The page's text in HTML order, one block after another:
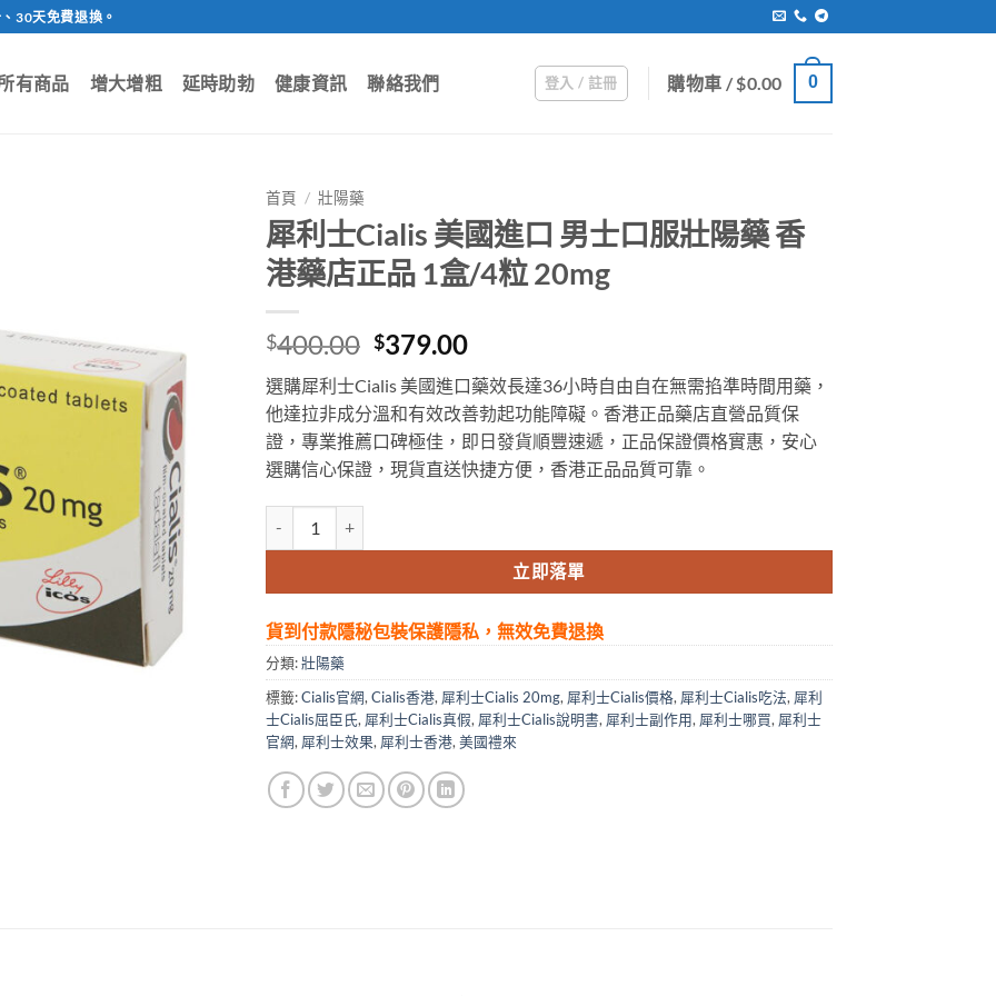
30天免費退換。
有商品 增大增粗 延時助勃 健康資訊 聯絡我們 登入 / 註冊 購物車 /$0.00 0
首頁 / 壯陽藥
犀利士Cialis 美國進口 男士口服壯陽藥 香
港藥店正品 1盒/4粒 20mg
$400.00 Original
price
was:
$400.00.
$379.00Current
price
is:
$379.00.
選購犀利士Cialis 美國進口藥效長達36小時自由自在無需掐準時間用藥，
他達拉非成分溫和有效改善勃起功能障礙。香港正品藥店直營品質保
證，專業推薦口碑極佳，即日發貨順豐速遞，正品保證價格實惠，安心
選購信心保證，現貨直送快捷方便，香港正品品質可靠。
立即落單
貨到付款隱秘包裝保護隱私，無效免費退換
分類:壯陽藥
標籤:Cialis官網, Cialis香港, 犀利士Cialis 20mg, 犀利士Cialis價格, 犀利士Cialis吃法, 犀利
士Cialis屈臣氏, 犀利士Cialis真假, 犀利士Cialis說明書, 犀利士副作用, 犀利士哪買, 犀利士
官網, 犀利士效果, 犀利士香港, 美國禮來